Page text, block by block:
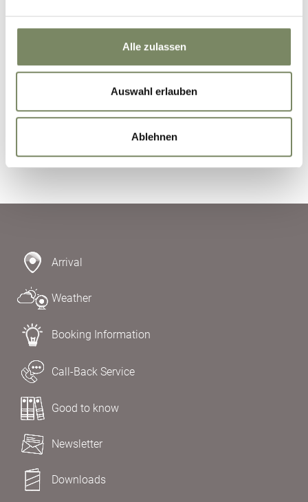
Alle zulassen
Auswahl erlauben
Ablehnen
may be processed by the data protection officer
for the purpose of processing my enquiry on the
basis of the consent given by me by sending the
Submit Inquiry
Arrival
Weather
Booking Information
Call-Back Service
Good to know
Newsletter
Downloads